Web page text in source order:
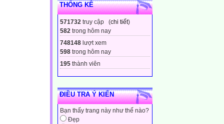
THỐNG KÊ
571732 truy cập (chi tiết)
582 trong hôm nay
748148 lượt xem
598 trong hôm nay
195 thành viên
ĐIỀU TRA Ý KIẾN
Bạn thấy trang này như thế nào?
Đẹp